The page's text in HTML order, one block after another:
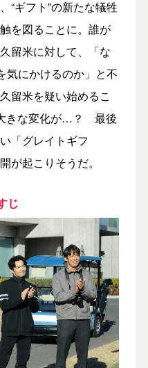
“ギフト”の新たな犠牲
を図ることに。誰が
留米に対して、「な
気にかけるのか」と不
留米を疑い始めるこ
きな変化が…？ 最後
「グレイトギフ
が起こりそうだ。
じ